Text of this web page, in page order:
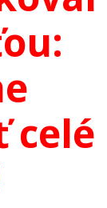
celé